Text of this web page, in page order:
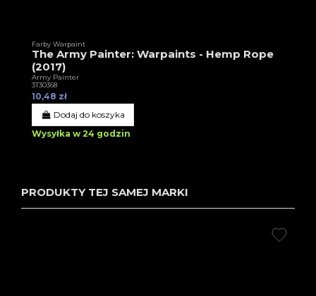
Farby Warpaint
The Army Painter: Warpaints - Hemp Rope
(2017)
Army Painter
3T30368
10,48 zł
Dodaj do koszyka
Wysyłka w 24 godzin
PRODUKTY TEJ SAMEJ MARKI